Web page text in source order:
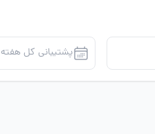
پشتیبانی کل هفته